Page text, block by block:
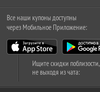
Все наши купоны доступны
через Мобильное Приложение:
Ищите скидки поблизости,
не выходя из чата: